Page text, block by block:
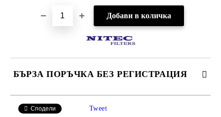
БЪРЗА ПОРЪЧКА БЕЗ РЕГИСТРАЦИЯ
Сподели Tweet